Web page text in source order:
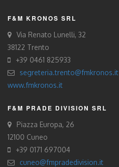
F&M KRONOS SRL
Via Renato Lunelli, 32
38122 Trento
+39 0461 825933
segreteria.trento@fmkronos.it
www.fmkronos.it
F&M PRADE DIVISION SRL
Piazza Europa, 26
12100 Cuneo
+39 0171 697004
cuneo@fmpradedivision.it